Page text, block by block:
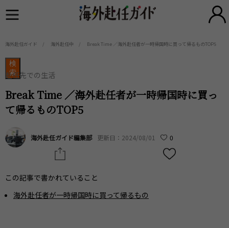
海外赴任ガイド 海外赴任中 Break Time ／海外赴任者が一時帰国時に買って帰るものTOP5
検
索
赴任先での生活
Break Time ／海外赴任者が一時帰国時に買っ
て帰るものTOP5
海外赴任ガイド編集部 更新日：2024/08/01 0
この記事で書かれていること
海外赴任者が一時帰国時に買って帰るもの